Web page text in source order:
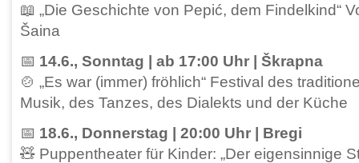
📖 „Die Geschichte von Pepić, dem Findelkind“
Šaina
📅 14.6., Sonntag | ab 17:00 Uhr | Škrapna
🍲 „Es war (immer) fröhlich“ Festival des
Musik, des Tanzes, des Dialekts und der Küche
📅 18.6., Donnerstag | 20:00 Uhr | Bregi
🧸 Puppentheater für Kinder: „Der eigensinnige